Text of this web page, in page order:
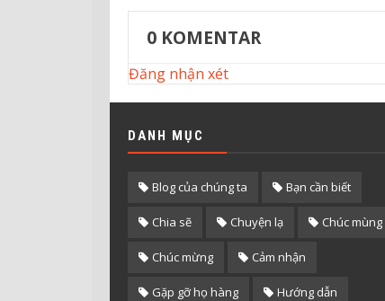
0 KOMENTAR
Đăng nhận xét
DANH MỤC
Blog của chúng ta Bạn cần biết
Chia sẽ Chuyện lạ Chúc mùng
Chúc mừng Cảm nhận
Gặp gỡ họ hàng Hướng dẫn